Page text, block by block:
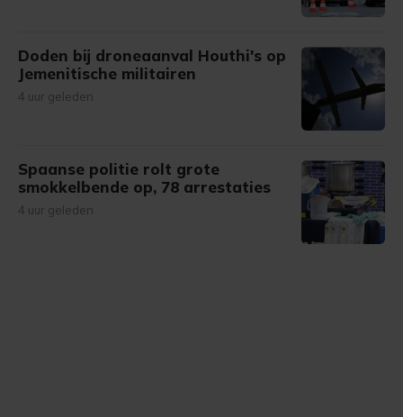
Doden bij droneaanval Houthi's op
Jemenitische militairen
4 uur geleden
Spaanse politie rolt grote
smokkelbende op, 78 arrestaties
4 uur geleden